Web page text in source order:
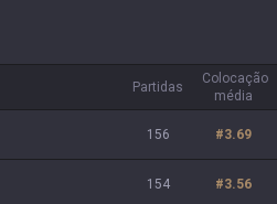
Partidas
Colocação
média
156 #3.69
154 #3.56